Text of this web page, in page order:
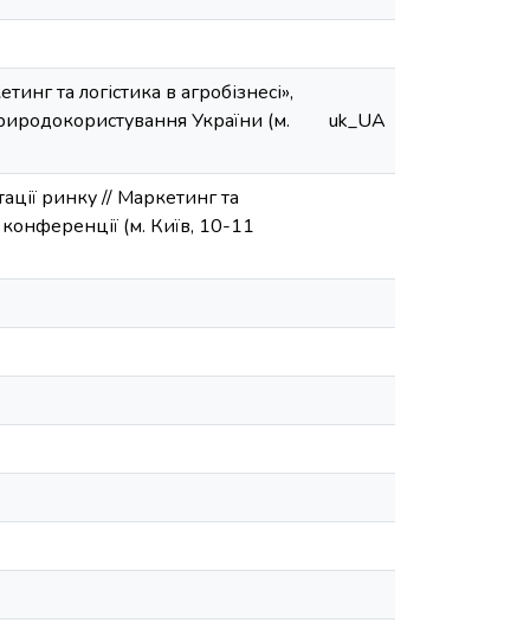
та логістика в агробізнесі»,
України (м.
uk_UA
ринку // Маркетинг та
конференції (м. Київ, 10-11